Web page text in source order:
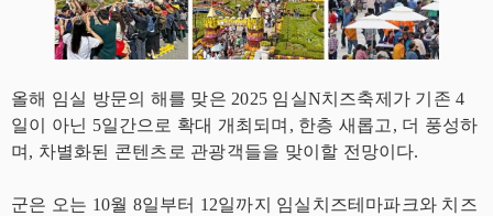
올해 임실 방문의 해를 맞은 2025 임실N치즈축제가 기존 4
일이 아닌 5일간으로 확대 개최되며, 한층 새롭고, 더 풍성하
며, 차별화된 콘텐츠로 관광객들을 맞이할 전망이다.
군은 오는 10월 8일부터 12일까지 임실치즈테마파크와 치즈